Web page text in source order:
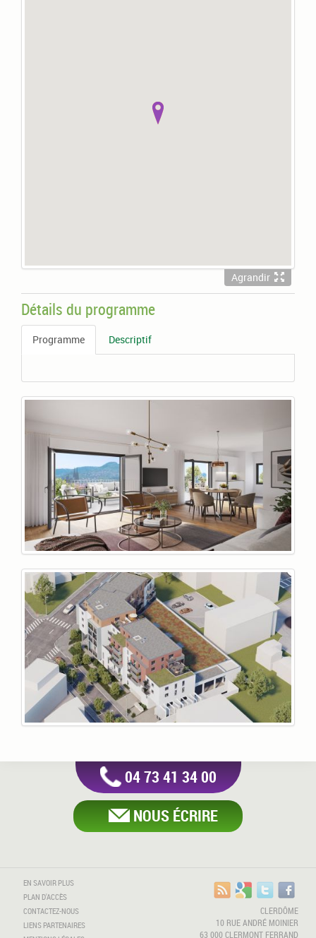
Agrandir
Détails du programme
Programme Descriptif
04 73 41 34 00
NOUS ÉCRIRE
EN SAVOIR PLUS
PLAN D'ACCÈS
CONTACTEZ-NOUS
LIENS PARTENAIRES
CLERDÔME
10 RUE ANDRÉ MOINIER
63 000 CLERMONT FERRAND